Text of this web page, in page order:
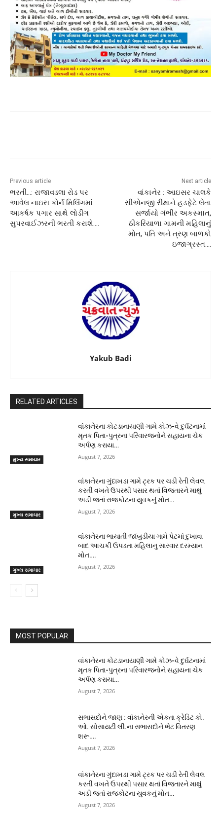
Previous article
ભરતી…: રાજાવડલા રોડ પર
આવેલ નાઇસ કોર્ન મિલિંગમાં
આકર્ષક પગાર સાથે લોડીંગ
સુપરવાઈઝરની ભરતી કરાશે….
Next article
વાંકાનેર : આઇસર ચાલકે
સીએનજી રીક્ષાને હડફેટે લેતા
સર્જાયો ગંભીર અકસ્માત,
ઠીકરિયાળા ગામની મહિલાનું
મોત, પતિ અને ત્રણ બાળકો
ઇજાગ્રસ્ત….
Yakub Badi
RELATED ARTICLES
મુખ્ય સમાચાર
વાંકાનેરના કોટડાનાયાણી ગામે કોઝ-વે દુર્ઘટનામાં
મૃતક પિતા-પુત્રના પરિવારજનોને સહાયના ચેક
અર્પણ કરાયા…
August 7, 2026
મુખ્ય સમાચાર
વાંકાનેરના ગુંદાખડા ગામે ટ્રક પર ચડી રેતી લેવલ
કરતી વખતે ઉપરથી પસાર થતાં વિજતારને માથું
અડી જતાં રાજકોટના યુવકનું મોત…
August 7, 2026
મુખ્ય સમાચાર
વાંકાનેરના ભાયાતી જાંબુડીયા ગામે પેટમાં દુખાવા
બાદ આચકી ઉપડતા મહિલાનુ સારવાર દરમ્યાન
મોત….
August 7, 2026
MOST POPULAR
વાંકાનેરના કોટડાનાયાણી ગામે કોઝ-વે દુર્ઘટનામાં
મૃતક પિતા-પુત્રના પરિવારજનોને સહાયના ચેક
અર્પણ કરાયા…
August 7, 2026
સભાસદોને જાણ : વાંકાનેરની એકતા ક્રેડિટ કો.
ઓ. સોસાયટી લી.ના સભાસદોને ભેટ વિતરણ
શરૂ….
August 7, 2026
વાંકાનેરના ગુંદાખડા ગામે ટ્રક પર ચડી રેતી લેવલ
કરતી વખતે ઉપરથી પસાર થતાં વિજતારને માથું
અડી જતાં રાજકોટના યુવકનું મોત…
August 7, 2026